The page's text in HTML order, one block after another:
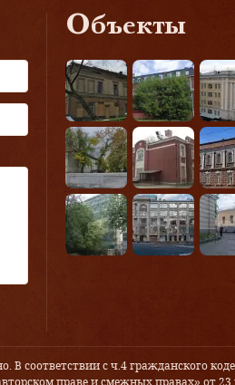
Объекты
соответствии с ч.4 гражданского